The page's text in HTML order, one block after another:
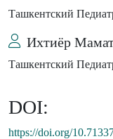
Ташкентский
Ихтиёр
Ташкентский
DOI:
https://doi.org/